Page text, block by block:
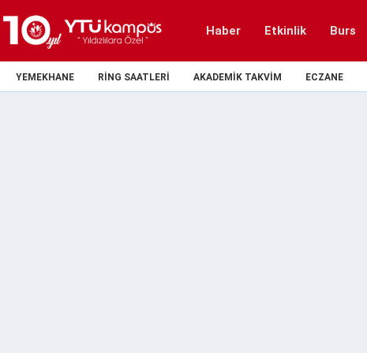
Haber Etkinlik Burs
YEMEKHANE RING SAATLERI AKADEMIK TAKVIM ECZANE